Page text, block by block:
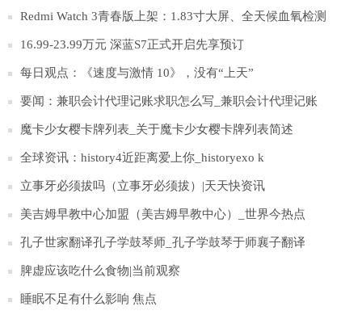
速递
Redmi Watch 3青春版上架：1.83寸大屏、全天候血氧检测
16.99-23.99万元 深蓝S7正式开启先享预订
每日观点：《速度与激情 10》，没有“上天”
要闻：兼职会计代理记账求职怎么写_兼职会计代理记账
魔卡少女樱卡牌列表_关于魔卡少女樱卡牌列表简述
全球资讯：history4近距离爱上你_historyexo k
立事牙必须拔吗（立事牙必须拔）|天天快资讯
美吉姆早教中心加盟（美吉姆早教中心）_世界今热点
孔子世家翻译孔子学鼓琴师_孔子学鼓琴于师襄子翻译
脾虚应该吃什么食物|当前观察
睡眠不足有什么影响 焦点